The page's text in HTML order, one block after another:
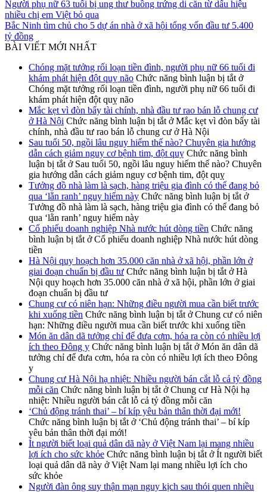
Người phụ nữ 63 tuổi bị ung thư buồng trứng di căn từ dấu hiệu
nhiều chị em Việt bỏ qua
Bắc Ninh tìm chủ cho 5 dự án nhà ở xã hội tổng vốn đầu tư 5.400
tỷ đồng
BÀI VIẾT MỚI NHẤT
Chóng mặt tưởng rối loạn tiền đình, người phụ nữ 66 tuổi đi
khám phát hiện đột quỵ não Chức năng bình luận bị tắt ở
Chóng mặt tưởng rối loạn tiền đình, người phụ nữ 66 tuổi đi
khám phát hiện đột quỵ não
Mắc kẹt vì đòn bẩy tài chính, nhà đầu tư rao bán lỗ chung cư
ở Hà Nội Chức năng bình luận bị tắt ở Mắc kẹt vì đòn bẩy tài
chính, nhà đầu tư rao bán lỗ chung cư ở Hà Nội
Sau tuổi 50, ngồi lâu nguy hiểm thế nào? Chuyên gia hướng
dẫn cách giảm nguy cơ bệnh tim, đột quỵ Chức năng bình
luận bị tắt ở Sau tuổi 50, ngồi lâu nguy hiểm thế nào? Chuyên
gia hướng dẫn cách giảm nguy cơ bệnh tim, đột quỵ
Tưởng đồ nhà làm là sạch, hàng triệu gia đình có thể đang bỏ
qua ‘lằn ranh’ nguy hiểm này Chức năng bình luận bị tắt ở
Tưởng đồ nhà làm là sạch, hàng triệu gia đình có thể đang bỏ
qua ‘lằn ranh’ nguy hiểm này
Cổ phiếu doanh nghiệp Nhà nước hút dòng tiền Chức năng
bình luận bị tắt ở Cổ phiếu doanh nghiệp Nhà nước hút dòng
tiền
Hà Nội quy hoạch hơn 35.000 căn nhà ở xã hội, phần lớn ở
giai đoạn chuẩn bị đầu tư Chức năng bình luận bị tắt ở Hà
Nội quy hoạch hơn 35.000 căn nhà ở xã hội, phần lớn ở giai
đoạn chuẩn bị đầu tư
Chung cư có niên hạn: Những điều người mua cần biết trước
khi xuống tiền Chức năng bình luận bị tắt ở Chung cư có niên
hạn: Những điều người mua cần biết trước khi xuống tiền
Món ăn dân dã tưởng chỉ để đưa cơm, hóa ra còn có nhiều lợi
ích theo Đông y Chức năng bình luận bị tắt ở Món ăn dân dã
tưởng chỉ để đưa cơm, hóa ra còn có nhiều lợi ích theo Đông
y
Chung cư Hà Nội hạ nhiệt: Nhiều người bán cắt lỗ cả tỷ đồng
mỗi căn Chức năng bình luận bị tắt ở Chung cư Hà Nội hạ
nhiệt: Nhiều người bán cắt lỗ cả tỷ đồng mỗi căn
‘Chủ động tránh thai’ – bí kíp yêu bản thân thời đại mới!
Chức năng bình luận bị tắt ở ‘Chủ động tránh thai’ – bí kíp
yêu bản thân thời đại mới!
Ít người biết loại quả dân dã này ở Việt Nam lại mang nhiều
lợi ích cho sức khỏe Chức năng bình luận bị tắt ở Ít người biết
loại quả dân dã này ở Việt Nam lại mang nhiều lợi ích cho
sức khỏe
Người đàn ông suy thận mạn nguy kịch sau thói quen nhiều